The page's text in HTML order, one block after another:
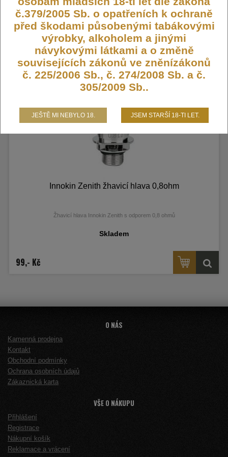
Žhavicí hlava Innokin Zenith s odporem 1,6 ohmů
Skladem
99,- Kč
Innokin Zenith žhavicí hlava 0,8ohm
Žhavicí hlava Innokin Zenith s odporem 0,8 ohmů
Skladem
99,- Kč
O NÁS
Kamenná prodejna
Kontakt
Obchodní podmínky
Ochrana osobních údajů
Zákaznická karta
VŠE O NÁKUPU
Přihlášení
Registrace
Nákupní košík
Reklamace a vrácení
č.379/2005 Sb. o opatřeních k ochraně
před škodami působenými tabákovými
výrobky, alkoholem a jinými
návykovými látkami a o změně
souvisejících zákonů ve zněnízákonů
č. 225/2006 Sb., č. 274/2008 Sb. a č.
305/2009 Sb..
JEŠTĚ MI NEBYLO 18. JSEM STARŠÍ 18-TI LET.